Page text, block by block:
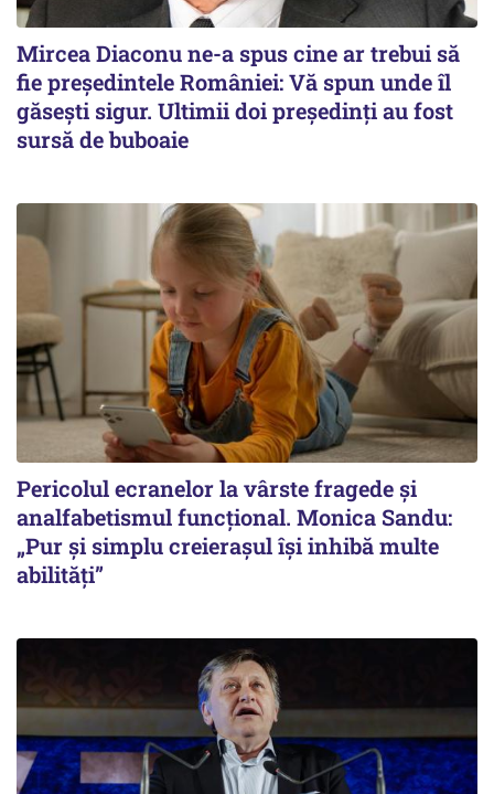
Mircea Diaconu ne-a spus cine ar trebui să
fie președintele României: Vă spun unde îl
găsești sigur. Ultimii doi președinți au fost
sursă de buboaie
Pericolul ecranelor la vârste fragede și
analfabetismul funcțional. Monica Sandu:
„Pur și simplu creierașul își inhibă multe
abilități”